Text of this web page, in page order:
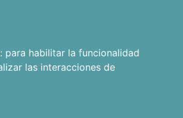
para habilitar la funcionalidad
las interacciones de